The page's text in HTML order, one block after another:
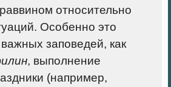
относительно
Особенно это
важных заповедей, как
, выполнение
(например,